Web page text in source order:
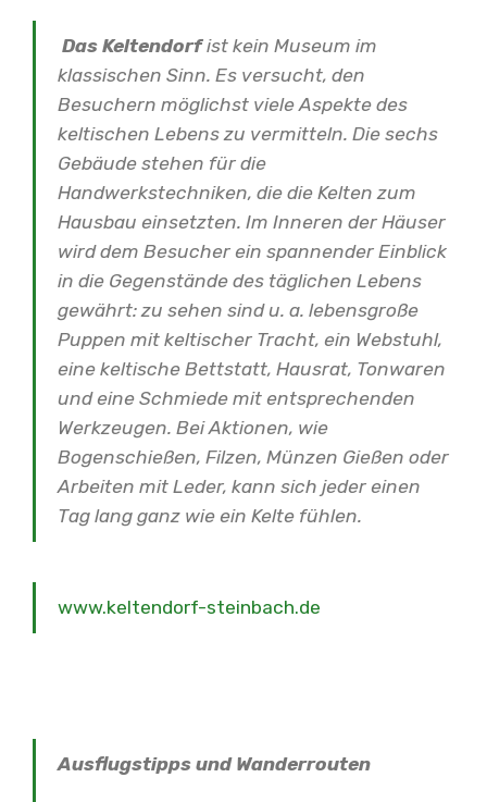
Das Keltendorfist kein Museum im
klassischen Sinn. Es versucht, den
Besuchern möglichst viele Aspekte des
keltischen Lebens zu vermitteln. Die sechs
Gebäude stehen für die
Handwerkstechniken, die die Kelten zum
Hausbau einsetzten. Im Inneren der Häuser
wird dem Besucher ein spannender Einblick
in die Gegenstände des täglichen Lebens
gewährt: zu sehen sind u. a. lebensgroße
Puppen mit keltischer Tracht, ein Webstuhl,
eine keltische Bettstatt, Hausrat, Tonwaren
und eine Schmiede mit entsprechenden
Werkzeugen. Bei Aktionen, wie
Bogenschießen, Filzen, Münzen Gießen oder
Arbeiten mit Leder, kann sich jeder einen
Tag lang ganz wie ein Kelte fühlen.
www.keltendorf-steinbach.de
Ausflugstipps und Wanderrouten